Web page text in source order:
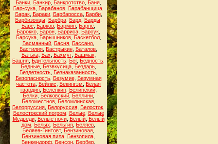
Банки Банкир Банкротство Баня
Бар-сука Барабанов Барабанщица
Барак, Бараки, Барбаросса, Барби,
Барбизонцы Барбра Бард Барды
Баре Барков Бармин Барнс
Барокко Барон Барриса Барсук
Барсука, Барышников, Баскетбол,
Басманный Басня Бассано
Бастилия Бастрыкин Баталов
Батька, Бах Бахмут, Башмак,
Башня Бдительность Бег, Бедность
Бедные, Безвкусица, Бездарь,
Бездетность Безнаказанность
Безопасность, Безумие, Безумная
частота Бейлис Бекингэм
Белая
гвардия, Беленкин, Белинский,
Белки, Белковский, Беллини,
Беломестнов, Беломлинская,
Белорруссия Белоруссия Белосток
Белостокский погром
Белые, Белые
Медведи, Белые ночи, Белый, Белый
дом
Белых Бельгия Беляев
Беляев-Гинтовт, Бензиновая
Бензиновая пила Бензопила
Бенкендорф Бенсон Бербер